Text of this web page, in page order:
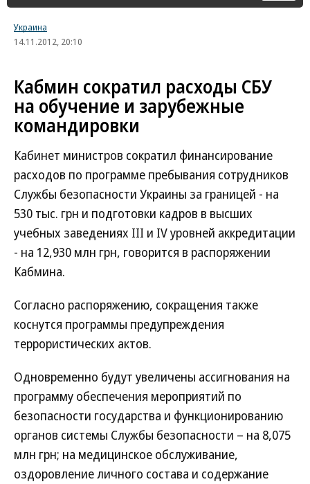
Украина
14.11.2012, 20:10
Кабмин сократил расходы СБУ
на обучение и зарубежные
командировки
Кабинет министров сократил финансирование
расходов по программе пребывания сотрудников
Службы безопасности Украины за границей - на
530 тыс. грн и подготовки кадров в высших
учебных заведениях III и IV уровней аккредитации
- на 12,930 млн грн, говорится в распоряжении
Кабмина.
Согласно распоряжению, сокращения также
коснутся программы предупреждения
террористических актов.
Одновременно будут увеличены ассигнования на
программу обеспечения мероприятий по
безопасности государства и функционированию
органов системы Службы безопасности – на 8,075
млн грн; на медицинское обслуживание,
оздоровление личного состава и содержание